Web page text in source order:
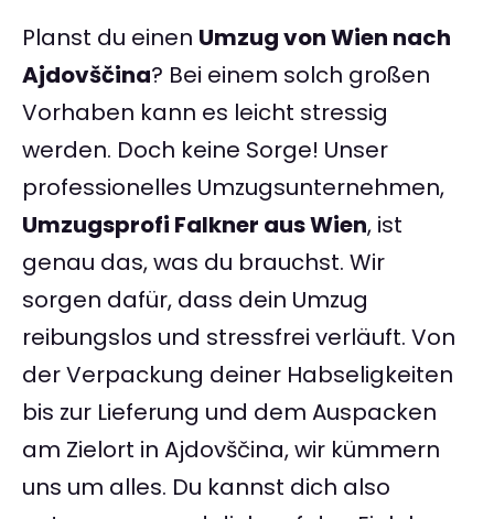
Planst du einen Umzug von Wien nach
Ajdovščina? Bei einem solch großen
Vorhaben kann es leicht stressig
werden. Doch keine Sorge! Unser
professionelles Umzugsunternehmen,
Umzugsprofi Falkner aus Wien, ist
genau das, was du brauchst. Wir
sorgen dafür, dass dein Umzug
reibungslos und stressfrei verläuft. Von
der Verpackung deiner Habseligkeiten
bis zur Lieferung und dem Auspacken
am Zielort in Ajdovščina, wir kümmern
uns um alles. Du kannst dich also